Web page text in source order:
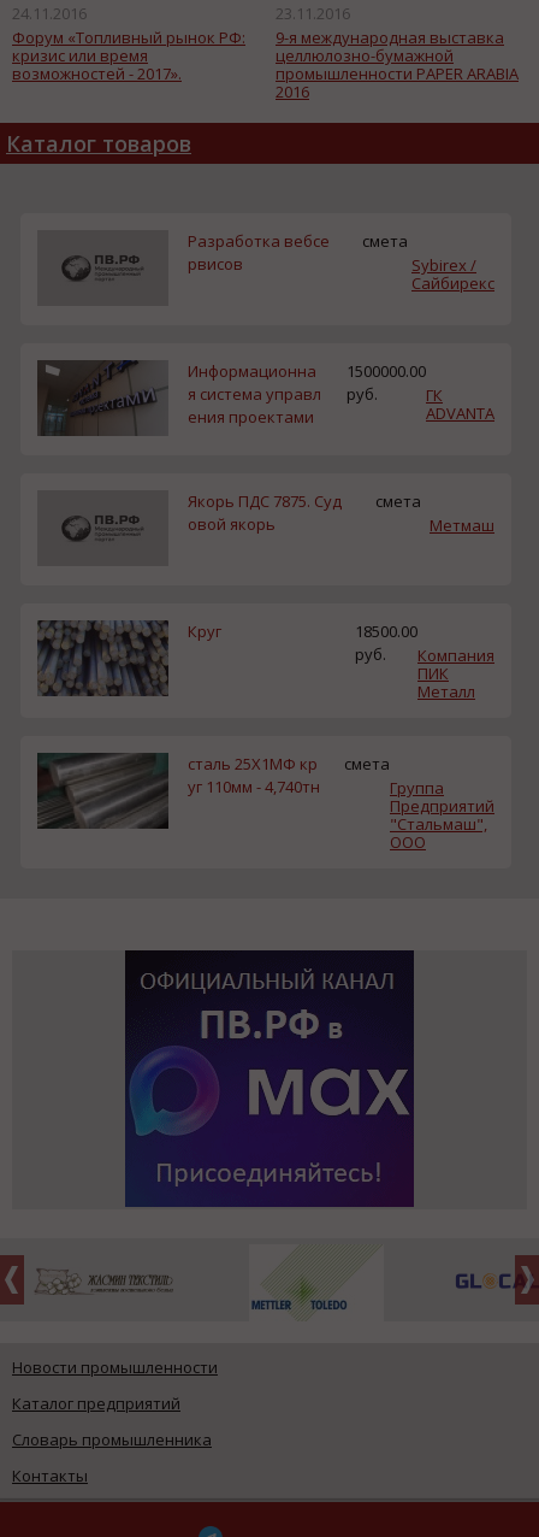
24.11.2016
Форум «Топливный рынок РФ:
кризис или время
возможностей - 2017».
23.11.2016
9-я международная выставка
целлюлозно-бумажной
промышленности PAPER ARABIA
2016
Каталог товаров
Разработка вебсе
рвисов
смета
Sybirex /
Сайбирекс
Информационна
я система управл
ения проектами
1500000.00
руб.
ГК
ADVANTA
Якорь ПДС 7875. Суд
овой якорь
смета
Метмаш
Круг
18500.00
руб.
Компания
ПИК
Металл
сталь 25Х1МФ кр
уг 110мм - 4,740тн
смета
Группа
Предприятий
"Стальмаш",
ООО
Новости промышленности
Каталог предприятий
Словарь промышленника
Контакты